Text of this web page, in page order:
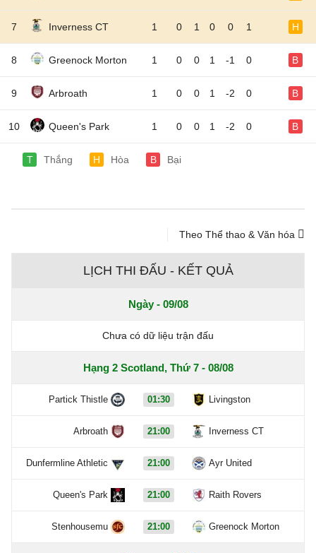
7 Inverness CT 1 0 1 0 0 1 H
8 Greenock Morton 1 0 0 1 -1 0 B
9 Arbroath 1 0 0 1 -2 0 B
10 Queen's Park 1 0 0 1 -2 0 B
T Thắng H Hòa B Bại
Theo Thể thao & Văn hóa
LỊCH THI ĐẤU - KẾT QUẢ
Ngày - 09/08
Chưa có dữ liệu trận đấu
Hạng 2 Scotland, Thứ 7 - 08/08
Partick Thistle 01:30 Livingston
Arbroath 21:00 Inverness CT
Dunfermline Athletic 21:00 Ayr United
Queen's Park 21:00 Raith Rovers
Stenhousemu 21:00 Greenock Morton